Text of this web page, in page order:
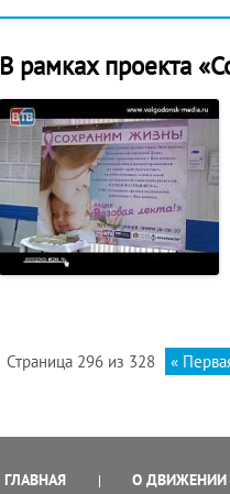
В рамках проекта
Страница 296 из 328 «
ГЛАВНАЯ О ДВИЖЕНИИ